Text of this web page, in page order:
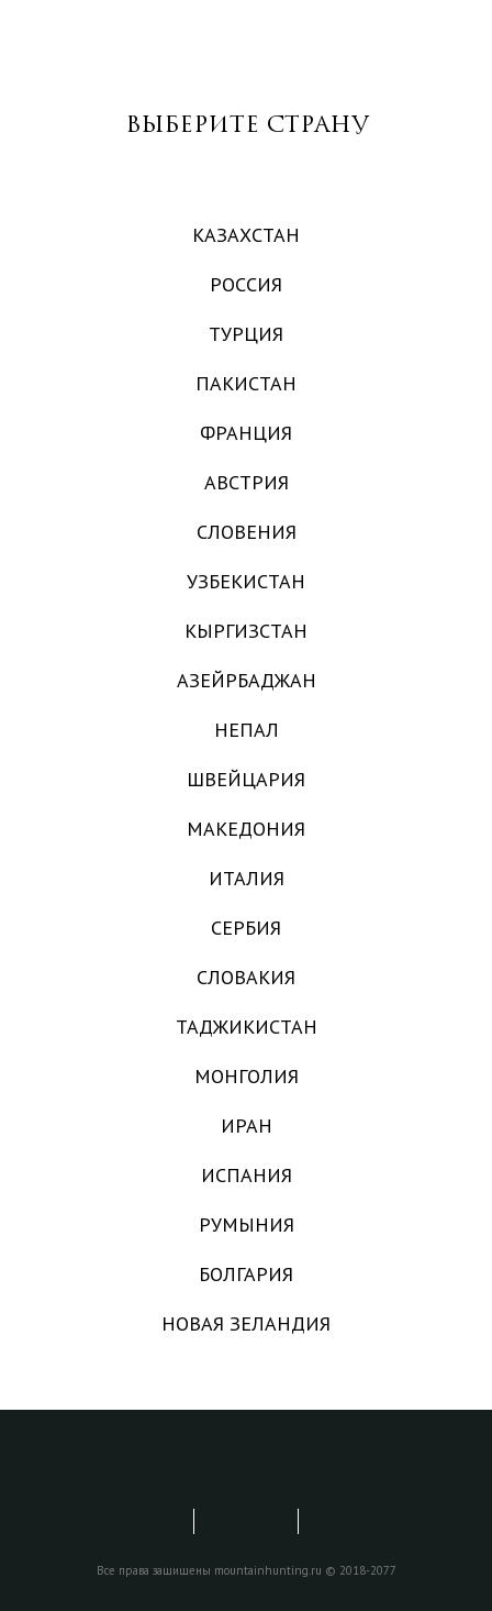
ВЫБЕРИТЕ СТРАНУ
КАЗАХСТАН
РОССИЯ
ТУРЦИЯ
ПАКИСТАН
ФРАНЦИЯ
АВСТРИЯ
СЛОВЕНИЯ
УЗБЕКИСТАН
КЫРГИЗСТАН
АЗЕЙРБАДЖАН
НЕПАЛ
ШВЕЙЦАРИЯ
МАКЕДОНИЯ
ИТАЛИЯ
СЕРБИЯ
СЛОВАКИЯ
ТАДЖИКИСТАН
МОНГОЛИЯ
ИРАН
ИСПАНИЯ
РУМЫНИЯ
БОЛГАРИЯ
НОВАЯ ЗЕЛАНДИЯ
Все права защищены mountainhunting.ru © 2018-2077